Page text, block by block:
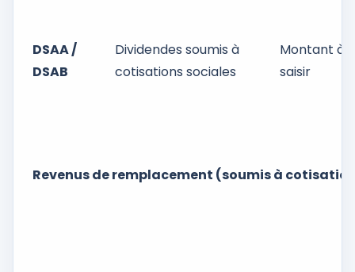
DSAA /
DSAB
Dividendes soumis à
cotisations sociales
Montant à
saisir
Revenus de remplacement (soumis à